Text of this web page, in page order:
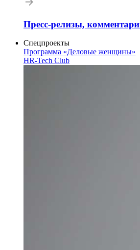
Пресс-релизы,
Спецпроекты
Программа «Деловые женщины»
HR-Tech Club